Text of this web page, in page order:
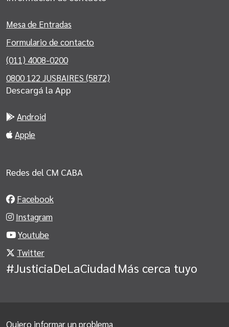
Mesa de Entradas
Formulario de contacto
(011) 4008-0200
0800 122 JUSBAIRES (5872)
Descargá la App
Android
Apple
Redes del CM CABA
Facebook
Instagram
Youtube
Twitter
#JusticiaDeLaCiudad Más cerca tuyo
Quiero informar un problema